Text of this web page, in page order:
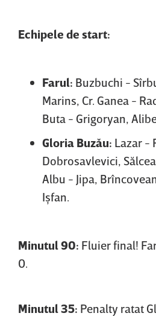
Echipele de start:
Farul: Buzbuchi -
Marins, Cr. Ganea -
Buta - Grigoryan,
Gloria Buzău: Lazar -
Dobrosavlevici,
Albu - Jipa,
Işfan.
Minutul 90: Fluier final!
0.
Minutul 35: Penalty ratat